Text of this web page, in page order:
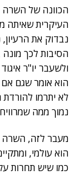
הכוונה של השרה
העיקרית שאיתה
נבדוק את
הסיבות לכך
ולשעבר יו"ר
הוא אומר שגם
לא יתרמו
נמוך ממה
מעבר לזה, השרה
הוא עולמי,
כמו שיש תחרות